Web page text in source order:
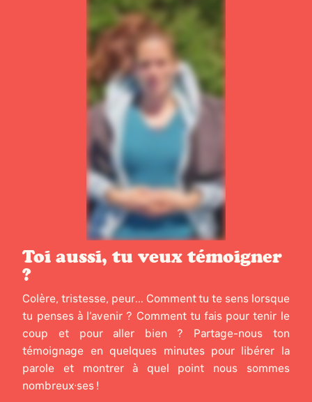
Toi aussi, tu veux témoigner
?
Colère, tristesse, peur... Comment tu te sens lorsque
tu penses à l’avenir ? Comment tu fais pour tenir le
coup et pour aller bien ? Partage-nous ton
témoignage en quelques minutes pour libérer la
parole et montrer à quel point nous sommes
nombreux·ses !